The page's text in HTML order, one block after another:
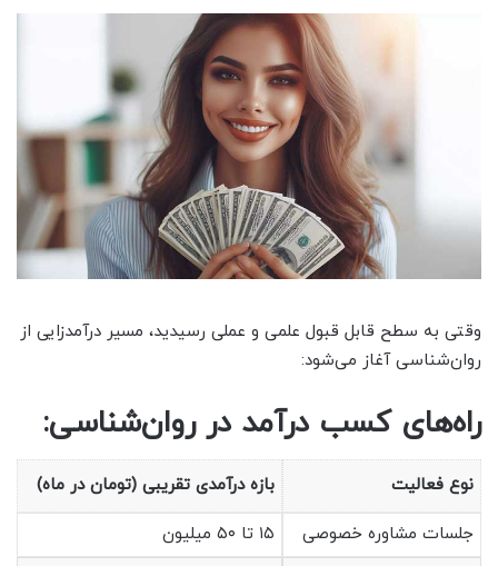
وقتی به سطح قابل قبول علمی و عملی رسیدید، مسیر درآمدزایی از
روان‌شناسی آغاز می‌شود:
راه‌های کسب درآمد در روان‌شناسی:
نوع فعالیت بازه درآمدی تقریبی (تومان در ماه)
جلسات مشاوره خصوصی
۱۵ تا ۵۰ میلیون